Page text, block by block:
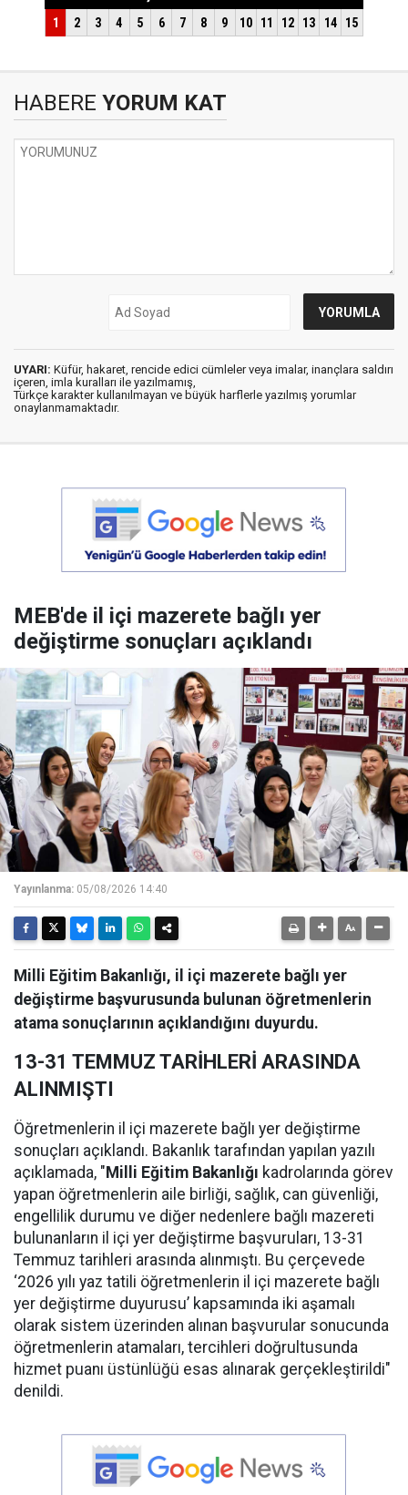
HABERE YORUM KAT
UYARI: Küfür, hakaret, rencide edici cümleler veya imalar, inançlara saldırı
içeren, imla kuralları ile yazılmamış,
Türkçe karakter kullanılmayan ve büyük harflerle yazılmış yorumlar
onaylanmamaktadır.
MEB'de il içi mazerete bağlı yer
değiştirme sonuçları açıklandı
Yayınlanma: 05/08/2026 14:40
Milli Eğitim Bakanlığı, il içi mazerete bağlı yer
değiştirme başvurusunda bulunan öğretmenlerin
atama sonuçlarının açıklandığını duyurdu.
13-31 TEMMUZ TARİHLERİ ARASINDA
ALINMIŞTI
Öğretmenlerin il içi mazerete bağlı yer değiştirme
sonuçları açıklandı. Bakanlık tarafından yapılan yazılı
açıklamada, "Milli Eğitim Bakanlığı kadrolarında görev
yapan öğretmenlerin aile birliği, sağlık, can güvenliği,
engellilik durumu ve diğer nedenlere bağlı mazereti
bulunanların il içi yer değiştirme başvuruları, 13-31
Temmuz tarihleri arasında alınmıştı. Bu çerçevede
‘2026 yılı yaz tatili öğretmenlerin il içi mazerete bağlı
yer değiştirme duyurusu’ kapsamında iki aşamalı
olarak sistem üzerinden alınan başvurular sonucunda
öğretmenlerin atamaları, tercihleri doğrultusunda
hizmet puanı üstünlüğü esas alınarak gerçekleştirildi"
denildi.